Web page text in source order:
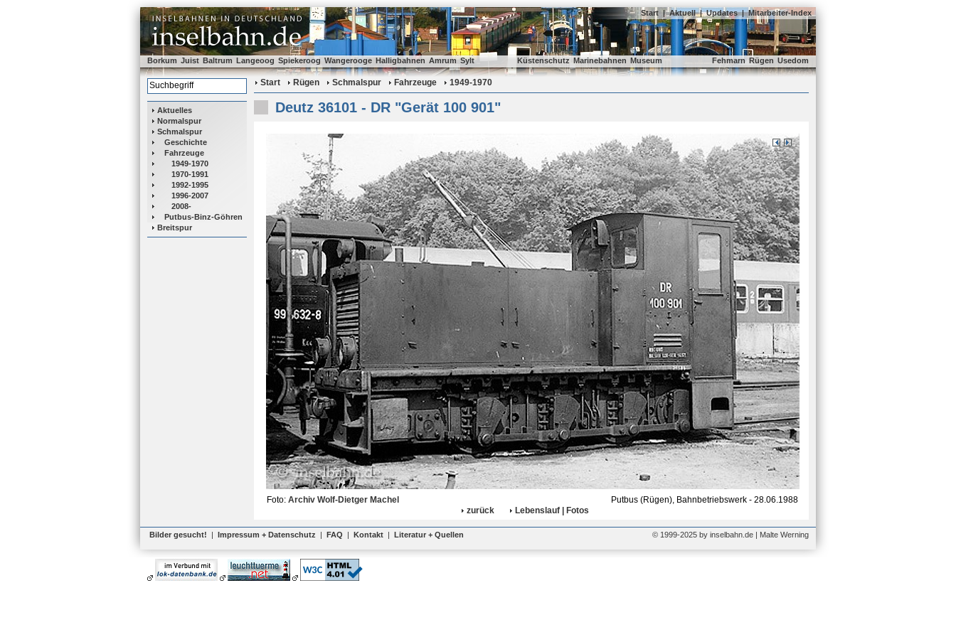
Start | Aktuell | Updates | Mitarbeiter-Index
Borkum Juist Baltrum Langeoog Spiekeroog Wangerooge Halligbahnen Amrum Sylt Küstenschutz Marinebahnen Museum Fehmarn Rügen Usedom
Aktuelles
Normalspur
Schmalspur
Geschichte
Fahrzeuge
1949-1970
1970-1991
1992-1995
1996-2007
2008-
Putbus-Binz-Göhren
Breitspur
Start Rügen Schmalspur Fahrzeuge 1949-1970
Deutz 36101 - DR "Gerät 100 901"
Foto: Archiv Wolf-Dietger Machel
Putbus (Rügen), Bahnbetriebswerk - 28.06.1988
zurück
Lebenslauf | Fotos
Bilder gesucht! | Impressum + Datenschutz | FAQ | Kontakt | Literatur + Quellen © 1999-2025 by inselbahn.de | Malte Werning